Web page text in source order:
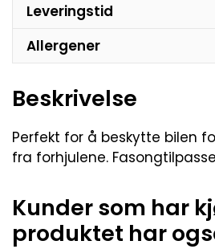
Leveringstid
Allergener
Beskrivelse
Perfekt for å beskytte bilen
fra forhjulene.
Kunder som har
produktet har